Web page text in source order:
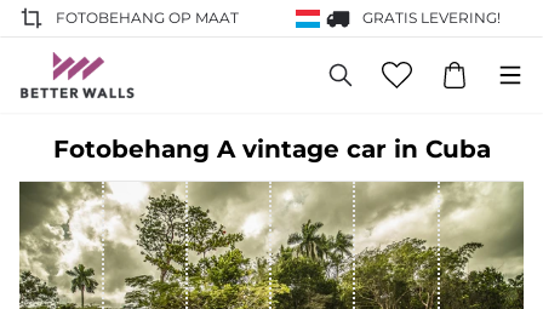
FOTOBEHANG OP MAAT GRATIS LEVERING!
Fotobehang A vintage car in Cuba